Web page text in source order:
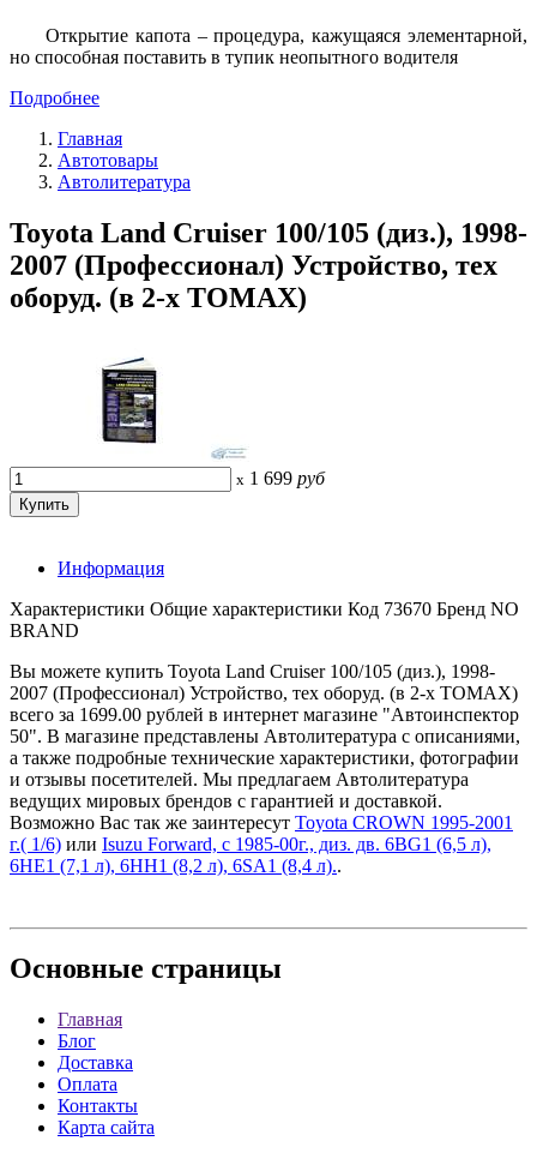
Открытие капота – процедура, кажущаяся элементарной,
но способная поставить в тупик неопытного водителя
Подробнее
Главная
Автотовары
Автолитература
Toyota Land Cruiser 100/105 (диз.), 1998-
2007 (Профессионал) Устройство, тех
оборуд. (в 2-х ТОМАХ)
x 1 699 руб
Информация
Характеристики Общие характеристики Код 73670 Бренд NO
BRAND
Вы можете купить Toyota Land Cruiser 100/105 (диз.), 1998-
2007 (Профессионал) Устройство, тех оборуд. (в 2-х ТОМАХ)
всего за 1699.00 рублей в интернет магазине "Автоинспектор
50". В магазине представлены Автолитература с описаниями,
а также подробные технические характеристики, фотографии
и отзывы посетителей. Мы предлагаем Автолитература
ведущих мировых брендов с гарантией и доставкой.
Возможно Вас так же заинтересут Toyota CROWN 1995-2001
г.( 1/6) или Isuzu Forward, с 1985-00г., диз. дв. 6BG1 (6,5 л),
6HE1 (7,1 л), 6HH1 (8,2 л), 6SA1 (8,4 л)..
Основные страницы
Главная
Блог
Доставка
Оплата
Контакты
Карта сайта